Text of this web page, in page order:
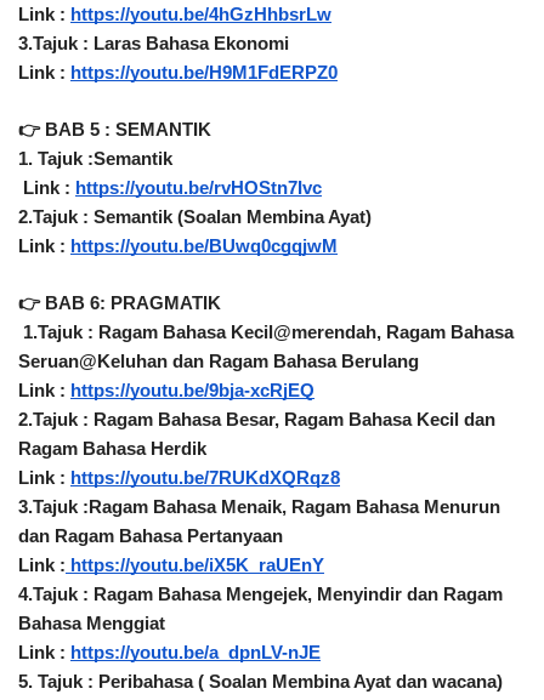
Link : https://youtu.be/4hGzHhbsrLw
3.Tajuk : Laras Bahasa Ekonomi
Link : https://youtu.be/H9M1FdERPZ0
👉 BAB 5 : SEMANTIK
1. Tajuk :Semantik
Link : https://youtu.be/rvHOStn7Ivc
2.Tajuk : Semantik (Soalan Membina Ayat)
Link : https://youtu.be/BUwq0cgqjwM
👉 BAB 6: PRAGMATIK
1.Tajuk : Ragam Bahasa Kecil@merendah, Ragam Bahasa
Seruan@Keluhan dan Ragam Bahasa Berulang
Link : https://youtu.be/9bja-xcRjEQ
2.Tajuk : Ragam Bahasa Besar, Ragam Bahasa Kecil dan
Ragam Bahasa Herdik
Link : https://youtu.be/7RUKdXQRqz8
3.Tajuk :Ragam Bahasa Menaik, Ragam Bahasa Menurun
dan Ragam Bahasa Pertanyaan
Link : https://youtu.be/iX5K_raUEnY
4.Tajuk : Ragam Bahasa Mengejek, Menyindir dan Ragam
Bahasa Menggiat
Link : https://youtu.be/a_dpnLV-nJE
5. Tajuk : Peribahasa ( Soalan Membina Ayat dan wacana)